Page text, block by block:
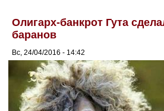
Олигарх-банкрот Гута
баранов
Вс, 24/04/2016 - 14:42